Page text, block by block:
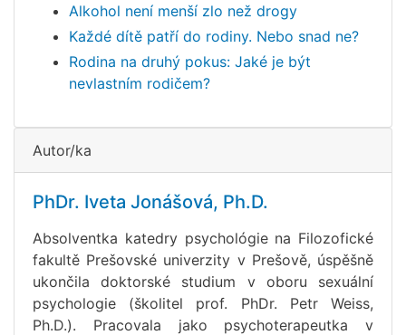
Alkohol není menší zlo než drogy
Každé dítě patří do rodiny. Nebo snad ne?
Rodina na druhý pokus: Jaké je být
nevlastním rodičem?
Autor/ka
PhDr. Iveta Jonášová, Ph.D.
Absolventka katedry psychológie na Filozofické
fakultě Prešovské univerzity v Prešově, úspěšně
ukončila doktorské studium v oboru sexuální
psychologie (školitel prof. PhDr. Petr Weiss,
Ph.D.). Pracovala jako psychoterapeutka v